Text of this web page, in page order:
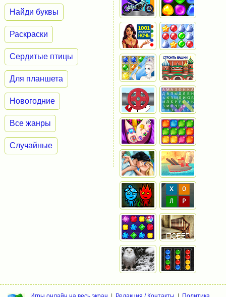
Найди буквы
Раскраски
Сердитые птицы
Для планшета
Новогодние
Все жанры
Случайные